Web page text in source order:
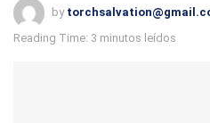
by
Reading Time: 3 minutos leídos